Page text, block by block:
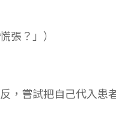
張？」）
嘗試把自己代入